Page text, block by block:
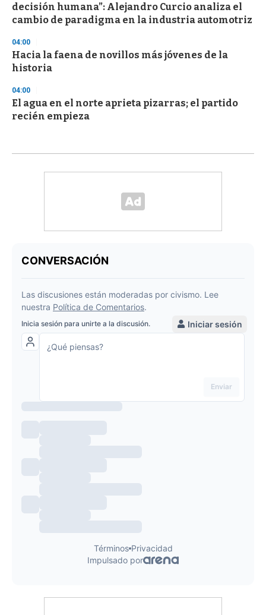
decisión humana”: Alejandro Curcio analiza el
cambio de paradigma en la industria automotriz
04:00
Hacia la faena de novillos más jóvenes de la
historia
04:00
El agua en el norte aprieta pizarras; el partido
recién empieza